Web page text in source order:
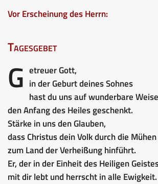
Vor Erscheinung des Herrn:
Tagesgebet
G etreuer Gott,
in der Geburt deines Sohnes
hast du uns auf wunderbare Weise
den Anfang des Heiles geschenkt.
Stärke in uns den Glauben,
dass Christus dein Volk durch die
zum Land der Verheißung hinführt.
Er, der in der Einheit des Heiligen
mit dir lebt und herrscht in alle Ewigkeit.